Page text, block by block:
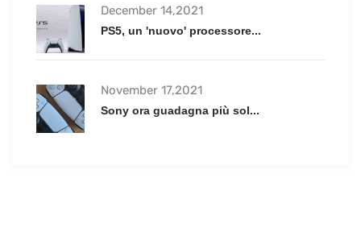
December 14,2021
PS5, un 'nuovo' processore...
November 17,2021
Sony ora guadagna più sol...